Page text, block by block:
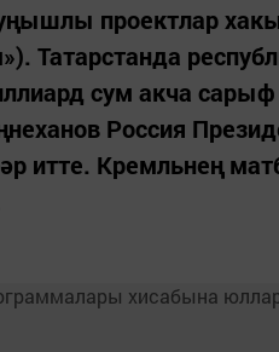
проектлар
Татарстанда
сум акча сарыф
Россия
итте. Кремльнең